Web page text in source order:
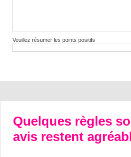
Veuillez résumer les points positifs
Quelques règles
avis restent